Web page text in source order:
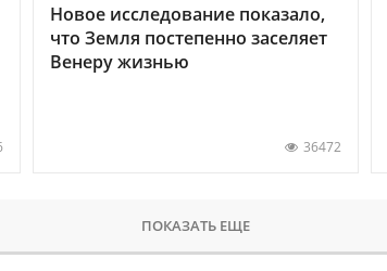
Новое исследование показало,
что Земля постепенно заселяет
Венеру жизнью
36472
ПОКАЗАТЬ ЕЩЕ